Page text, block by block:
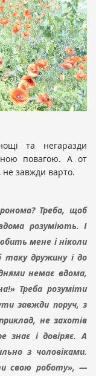
та негаразди
повагою. А от
завжди варто.
Треба, щоб
розуміють. І
мене і ніколи
дружину і до
немає вдома,
Треба розуміти
завжди поруч, з
не захотів
знає і довіряє. А
з чоловіками.
свою роботу», —